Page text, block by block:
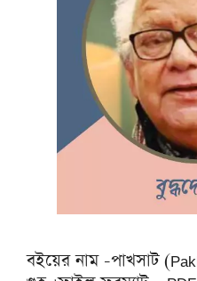
বইয়ের নাম -পাখসাট